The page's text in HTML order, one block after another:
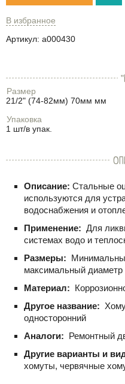
В избранное
Артикул: a000430
Размер
21/2" (74-82мм) 70мм мм
Упаковка
1 шт/в упак.
Описание: Стальные
используются для
водоснабжения и
Применение: Для
системах водо и
Размеры:
максимальный
Материал:
Другое название:
односторонний
Аналоги: Ремонтный
Другие варианты и
хомуты, червячные